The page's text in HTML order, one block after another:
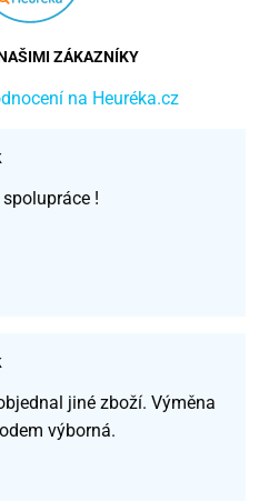
ZÁKAZNÍKY
na Heuréka.cz
!
jiné zboží. Výměna
výborná.